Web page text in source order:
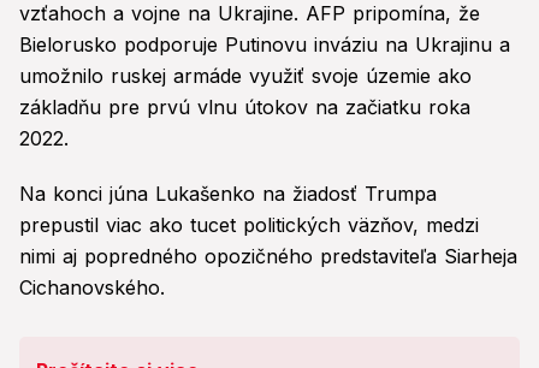
vzťahoch a vojne na Ukrajine. AFP pripomína, že
Bielorusko podporuje Putinovu inváziu na Ukrajinu a
umožnilo ruskej armáde využiť svoje územie ako
základňu pre prvú vlnu útokov na začiatku roka
2022.
Na konci júna Lukašenko na žiadosť Trumpa
prepustil viac ako tucet politických väzňov, medzi
nimi aj popredného opozičného predstaviteľa Siarheja
Cichanovského.